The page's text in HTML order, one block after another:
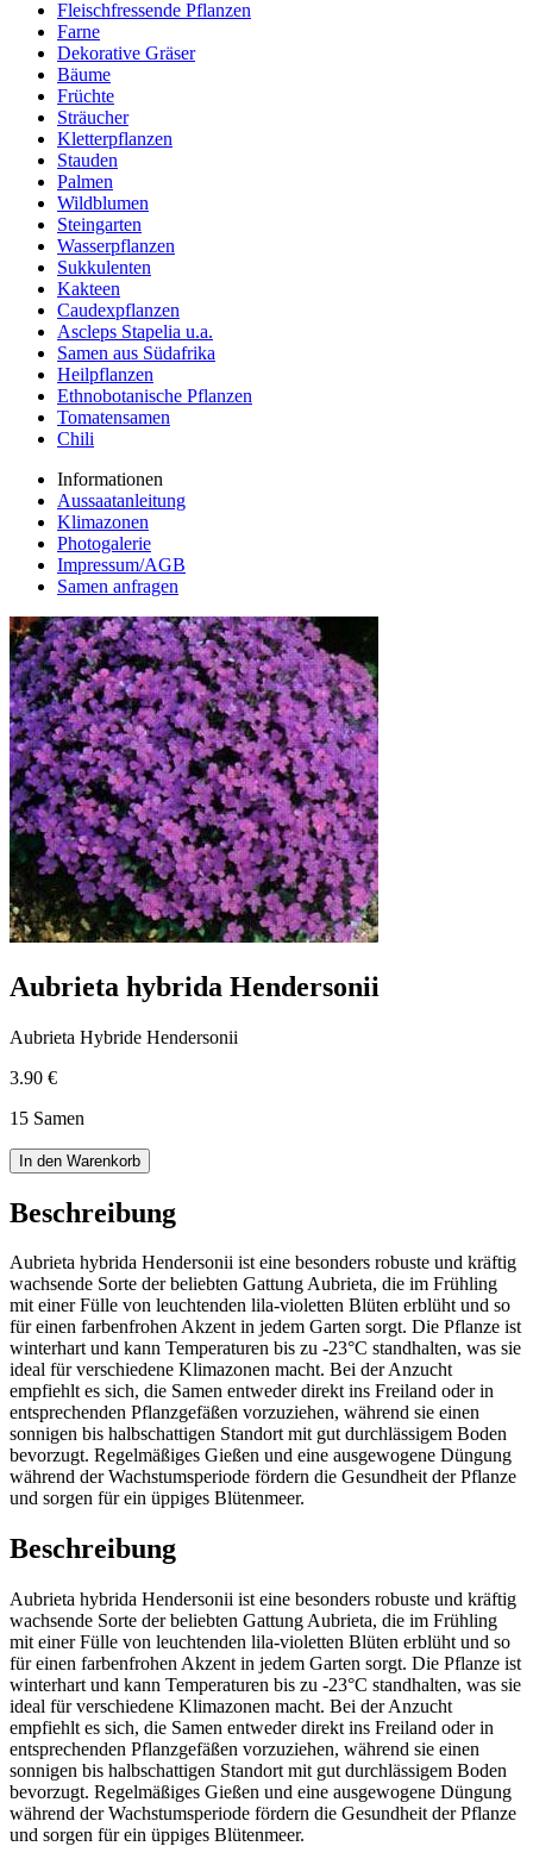
Fleischfressende Pflanzen
Farne
Dekorative Gräser
Bäume
Früchte
Sträucher
Kletterpflanzen
Stauden
Palmen
Wildblumen
Steingarten
Wasserpflanzen
Sukkulenten
Kakteen
Caudexpflanzen
Ascleps Stapelia u.a.
Samen aus Südafrika
Heilpflanzen
Ethnobotanische Pflanzen
Tomatensamen
Chili
Informationen
Aussaatanleitung
Klimazonen
Photogalerie
Impressum/AGB
Samen anfragen
Aubrieta hybrida Hendersonii
Aubrieta Hybride Hendersonii
3.90 €
15 Samen
In den Warenkorb
Beschreibung
Aubrieta hybrida Hendersonii ist eine besonders robuste und kräftig
wachsende Sorte der beliebten Gattung Aubrieta, die im Frühling
mit einer Fülle von leuchtenden lila-violetten Blüten erblüht und so
für einen farbenfrohen Akzent in jedem Garten sorgt. Die Pflanze ist
winterhart und kann Temperaturen bis zu -23°C standhalten, was sie
ideal für verschiedene Klimazonen macht. Bei der Anzucht
empfiehlt es sich, die Samen entweder direkt ins Freiland oder in
entsprechenden Pflanzgefäßen vorzuziehen, während sie einen
sonnigen bis halbschattigen Standort mit gut durchlässigem Boden
bevorzugt. Regelmäßiges Gießen und eine ausgewogene Düngung
während der Wachstumsperiode fördern die Gesundheit der Pflanze
und sorgen für ein üppiges Blütenmeer.
Beschreibung
Aubrieta hybrida Hendersonii ist eine besonders robuste und kräftig
wachsende Sorte der beliebten Gattung Aubrieta, die im Frühling
mit einer Fülle von leuchtenden lila-violetten Blüten erblüht und so
für einen farbenfrohen Akzent in jedem Garten sorgt. Die Pflanze ist
winterhart und kann Temperaturen bis zu -23°C standhalten, was sie
ideal für verschiedene Klimazonen macht. Bei der Anzucht
empfiehlt es sich, die Samen entweder direkt ins Freiland oder in
entsprechenden Pflanzgefäßen vorzuziehen, während sie einen
sonnigen bis halbschattigen Standort mit gut durchlässigem Boden
bevorzugt. Regelmäßiges Gießen und eine ausgewogene Düngung
während der Wachstumsperiode fördern die Gesundheit der Pflanze
und sorgen für ein üppiges Blütenmeer.